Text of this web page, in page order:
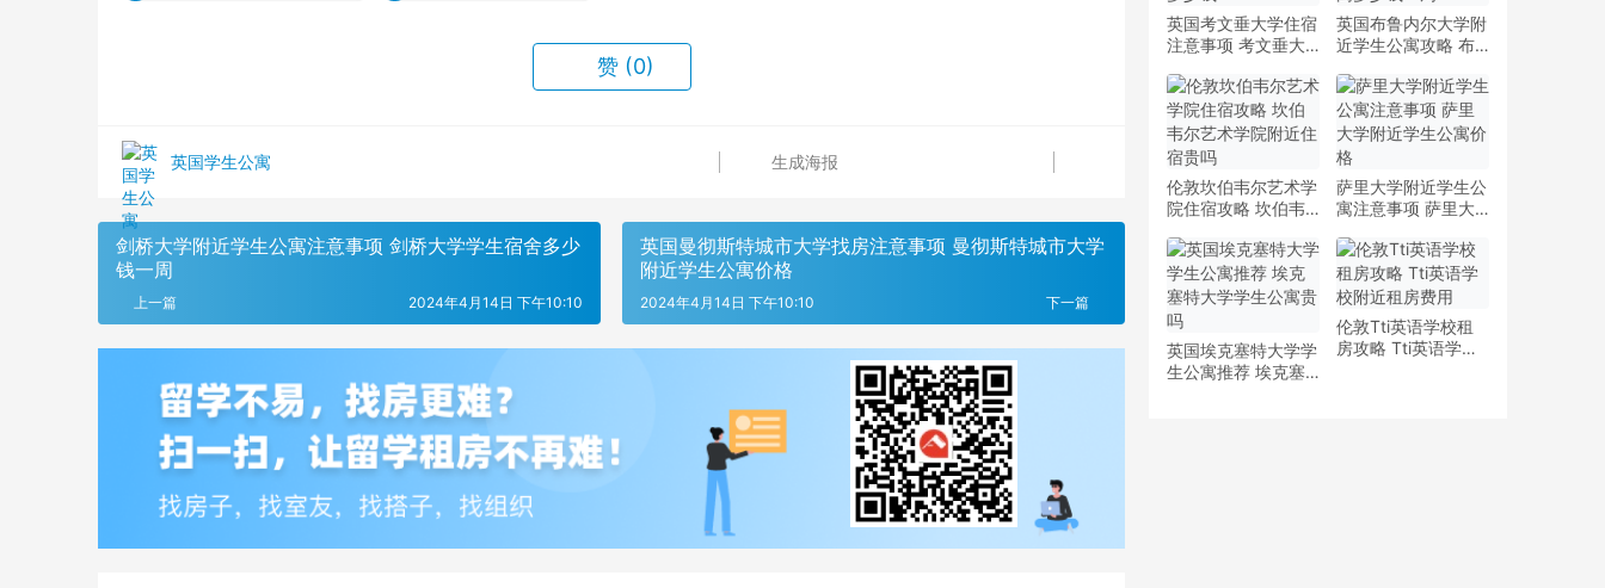
赞 (0)
英国学生公寓 生成海报
剑桥大学附近学生公寓注意事项 剑桥大学学生宿舍多少
钱一周
上一篇 2024年4月14日 下午10:10
英国曼彻斯特城市大学找房注意事项 曼彻斯特城市大学
附近学生公寓价格
下一篇
2024年4月14日 下午10:10
英国考文垂大学住宿
注意事项 考文垂大
少钱
英国布鲁内尔大学附
近学生公寓攻略 布
多少钱一周
伦敦坎伯韦尔艺术学
院住宿攻略 坎伯韦
贵吗
萨里大学附近学生公
寓注意事项 萨里大
英国埃克塞特大学学
生公寓推荐 埃克塞
伦敦Tti英语学校租
房攻略 Tti英语学校